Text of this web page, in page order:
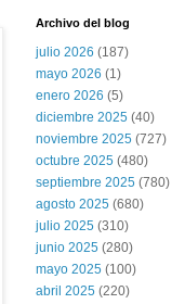
Archivo del blog
julio 2026 (187)
mayo 2026 (1)
enero 2026 (5)
diciembre 2025 (40)
noviembre 2025 (727)
octubre 2025 (480)
septiembre 2025 (780)
agosto 2025 (680)
julio 2025 (310)
junio 2025 (280)
mayo 2025 (100)
abril 2025 (220)